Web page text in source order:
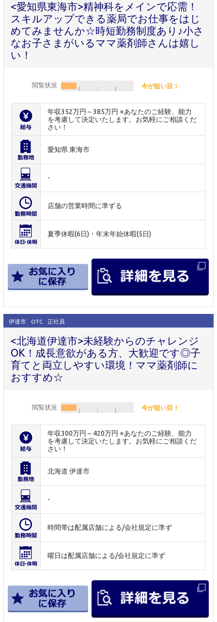
<愛知県東海市>精神科をメインで応需！
スキルアップできる薬局でお仕事をはじ
めてみませんか☆時短勤務制度あり♪小さ
なお子さまがいるママ薬剤師さんは嬉し
い！
閲覧状況 今が狙い目！
年収352万円～385万円 ※あなたのご経験、能力
を考慮して決定いたします。お気軽にご相談くだ
さい！
愛知県 東海市
-
店舗の営業時間に準ずる
夏季休暇(6日)・年末年始休暇(5日)
伊達市 OTC 正社員
<北海道伊達市>未経験からのチャレンジ
OK！成長意欲がある方、大歓迎です◎子
育てと両立しやすい環境！ママ薬剤師に
おすすめ☆
閲覧状況 今が狙い目！
年収300万円～420万円 ※あなたのご経験、能力
を考慮して決定いたします。お気軽にご相談くだ
さい！
北海道 伊達市
-
時間帯は配属店舗による/会社規定に準ず
曜日は配属店舗による/会社規定に準ず